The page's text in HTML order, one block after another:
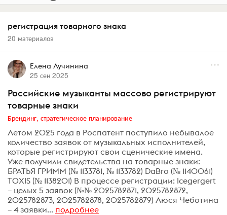
регистрация товарного знака
20 материалов
Елена Лучинина
25 сен 2025
Российские музыканты массово регистрируют
товарные знаки
Брендинг, стратегическое планирование
Летом 2025 года в Роспатент поступило небывалое
количество заявок от музыкальных исполнителей,
которые регистрируют свои сценические имена.
Уже получили свидетельства на товарные знаки:
БРАТЬЯ ГРИММ (№ 1133781, № 1133782) DaBro (№ 1140061)
TOXIS (№ 1138201) В процессе регистрации: Icegergert
– целых 5 заявок (№№ 2025782871, 2025782872,
2025782873, 2025782878, 2025782879) Люся Чеботина
– 4 заявки... подробнее